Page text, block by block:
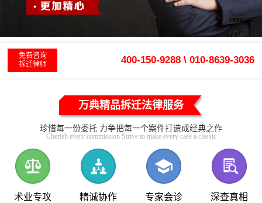
免费咨询
拆迁律师
400-150-9288 \ 010-8639-3036
万典精品拆迁法律服务
珍惜每一份委托 力争把每一个案件打造成经典之作
Cherish every commission Strive to make every case a classic
术业专攻 精诚协作 专家会诊 深查真相